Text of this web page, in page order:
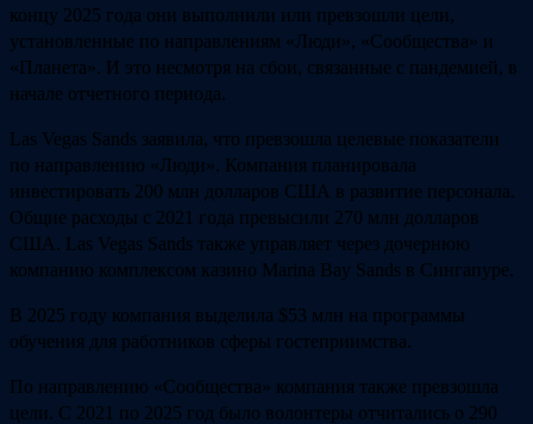
концу 2025 года они выполнили или превзошли цели,
установленные по направлениям «Люди», «Сообщества» и
«Планета». И это несмотря на сбои, связанные с пандемией, в
начале отчетного периода.
Las Vegas Sands заявила, что превзошла целевые показатели
по направлению «Люди». Компания планировала
инвестировать 200 млн долларов США в развитие персонала.
Общие расходы с 2021 года превысили 270 млн долларов
США. Las Vegas Sands также управляет через дочернюю
компанию комплексом казино Marina Bay Sands в Сингапуре.
В 2025 году компания выделила $53 млн на программы
обучения для работников сферы гостеприимства.
По направлению «Сообщества» компания также превзошла
цели. С 2021 по 2025 год было волонтеры отчитались о 290